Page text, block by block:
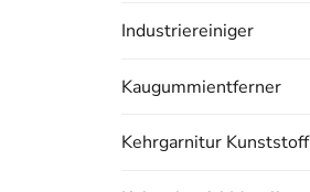
Industriereiniger
Kaugummientferner
Kehrgarnitur Kunststoff